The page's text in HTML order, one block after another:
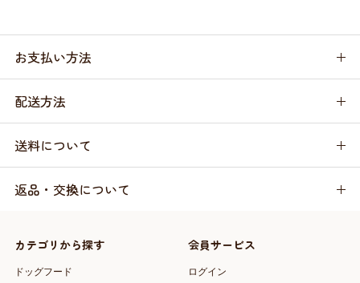
お支払い方法
配送方法
送料について
返品・交換について
カテゴリから探す
ドッグフード
会員サービス
ログイン